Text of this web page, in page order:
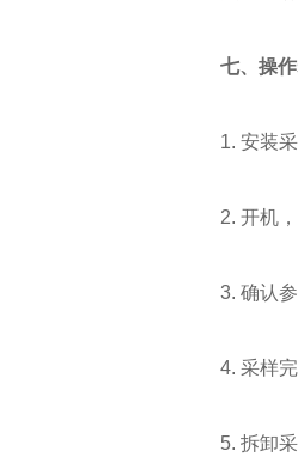
七、操
1. 安装
2. 开机
3. 确认
4. 采样
5. 拆卸